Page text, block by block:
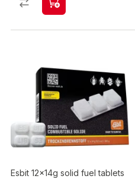
Esbit 12x14g solid fuel tablets